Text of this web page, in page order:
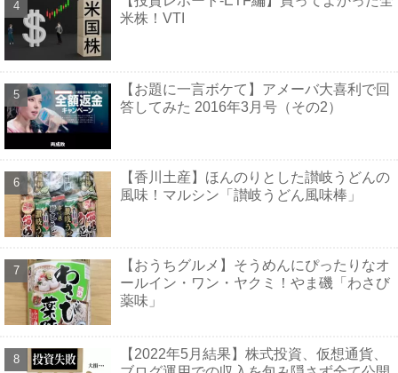
米株！VTI
【お題に一言ボケて】アメーバ大喜利で回
答してみた 2016年3月号（その2）
【香川土産】ほんのりとした讃岐うどんの
風味！マルシン「讃岐うどん風味棒」
【おうちグルメ】そうめんにぴったりなオ
ールイン・ワン・ヤクミ！やま磯「わさび
薬味」
【2022年5月結果】株式投資、仮想通貨、